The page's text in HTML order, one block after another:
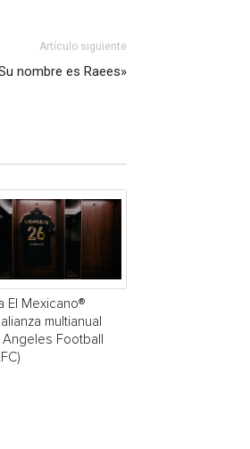
Artículo siguiente
nombre es Raees»
El Mexicano®
multianual
Football